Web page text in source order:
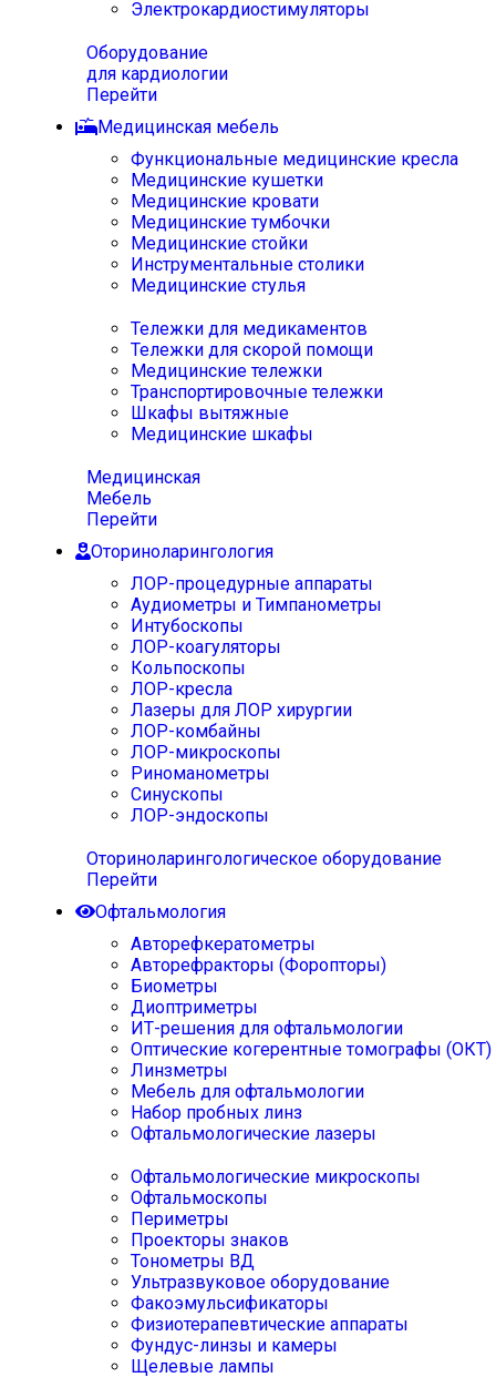
Электрокардиостимуляторы
Оборудование
для кардиологии
Перейти
Медицинская мебель
Функциональные медицинские кресла
Медицинские кушетки
Медицинские кровати
Медицинские тумбочки
Медицинские стойки
Инструментальные столики
Медицинские стулья
Тележки для медикаментов
Тележки для скорой помощи
Медицинские тележки
Транспортировочные тележки
Шкафы вытяжные
Медицинские шкафы
Медицинская
Мебель
Перейти
Оториноларингология
ЛОР-процедурные аппараты
Аудиометры и Тимпанометры
Интубоскопы
ЛОР-коагуляторы
Кольпоскопы
ЛОР-кресла
Лазеры для ЛОР хирургии
ЛОР-комбайны
ЛОР-микроскопы
Риноманометры
Синускопы
ЛОР-эндоскопы
Оториноларингологическое оборудование
Перейти
Офтальмология
Авторефкератометры
Авторефракторы (Форопторы)
Биометры
Диоптриметры
ИТ-решения для офтальмологии
Оптические когерентные томографы (ОКТ)
Линзметры
Мебель для офтальмологии
Набор пробных линз
Офтальмологические лазеры
Офтальмологические микроскопы
Офтальмоскопы
Периметры
Проекторы знаков
Тонометры ВД
Ультразвуковое оборудование
Факоэмульсификаторы
Физиотерапевтические аппараты
Фундус-линзы и камеры
Щелевые лампы